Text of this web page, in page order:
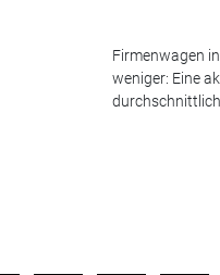
Firmenwagen
weniger: Eine